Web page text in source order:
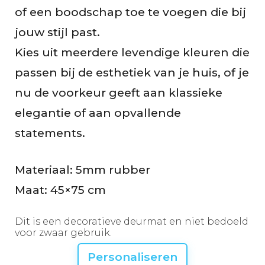
of een boodschap toe te voegen die bij
jouw stijl past.
Kies uit meerdere levendige kleuren die
passen bij de esthetiek van je huis, of je
nu de voorkeur geeft aan klassieke
elegantie of aan opvallende
statements.
Materiaal: 5mm rubber
Maat: 45×75 cm
Dit is een decoratieve deurmat en niet bedoeld
voor zwaar gebruik.
Personaliseren